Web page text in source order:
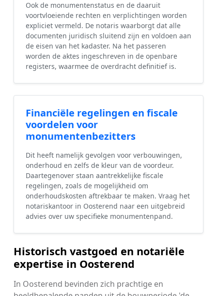
Ook de monumentenstatus en de daaruit
voortvloeiende rechten en verplichtingen worden
expliciet vermeld. De notaris waarborgt dat alle
documenten juridisch sluitend zijn en voldoen aan
de eisen van het kadaster. Na het passeren
worden de aktes ingeschreven in de openbare
registers, waarmee de overdracht definitief is.
Financiële regelingen en fiscale
voordelen voor
monumentenbezitters
Dit heeft namelijk gevolgen voor verbouwingen,
onderhoud en zelfs de kleur van de voordeur.
Daartegenover staan aantrekkelijke fiscale
regelingen, zoals de mogelijkheid om
onderhoudskosten aftrekbaar te maken. Vraag het
notariskantoor in Oosterend naar een uitgebreid
advies over uw specifieke monumentenpand.
Historisch vastgoed en notariële
expertise in Oosterend
In Oosterend bevinden zich prachtige en